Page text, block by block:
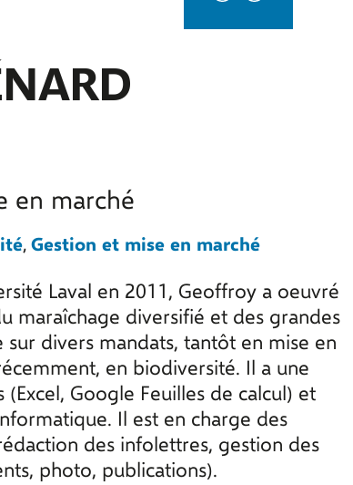
en marché
, Gestion et mise en marché
Laval en 2011, Geoffroy a oeuvré
maraîchage diversifié et des grandes
divers mandats, tantôt en mise en
en biodiversité. Il a une
Google Feuilles de calcul) et
Il est en charge des
des infolettres, gestion des
photo, publications).